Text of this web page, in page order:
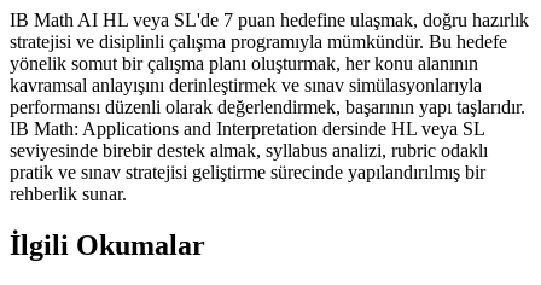
IB Math AI HL veya SL'de 7 puan hedefine ulaşmak, doğru hazırlık
stratejisi ve disiplinli çalışma programıyla mümkündür. Bu hedefe
yönelik somut bir çalışma planı oluşturmak, her konu alanının
kavramsal anlayışını derinleştirmek ve sınav simülasyonlarıyla
performansı düzenli olarak değerlendirmek, başarının yapı taşlarıdır.
IB Math: Applications and Interpretation dersinde HL veya SL
seviyesinde birebir destek almak, syllabus analizi, rubric odaklı
pratik ve sınav stratejisi geliştirme sürecinde yapılandırılmış bir
rehberlik sunar.
İlgili Okumalar